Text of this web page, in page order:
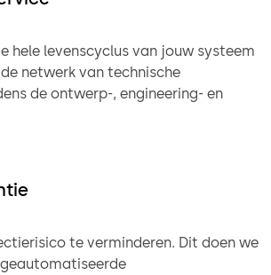
hele levenscyclus van jouw systeem
netwerk van technische
de ontwerp-, engineering- en
te verminderen. Dit doen we